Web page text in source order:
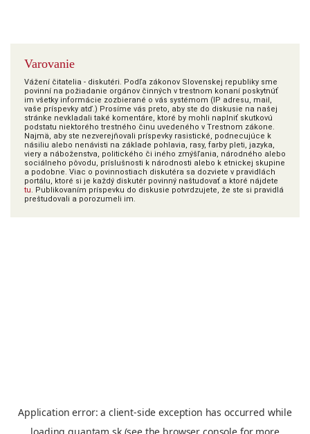
Varovanie
Vážení čitatelia - diskutéri. Podľa zákonov Slovenskej republiky sme
povinní na požiadanie orgánov činných v trestnom konaní poskytnúť
im všetky informácie zozbierané o vás systémom (IP adresu, mail,
vaše príspevky atď.) Prosíme vás preto, aby ste do diskusie na našej
stránke nevkladali také komentáre, ktoré by mohli naplniť skutkovú
podstatu niektorého trestného činu uvedeného v Trestnom zákone.
Najmä, aby ste nezverejňovali príspevky rasistické, podnecujúce k
násiliu alebo nenávisti na základe pohlavia, rasy, farby pleti, jazyka,
viery a náboženstva, politického či iného zmýšľania, národného alebo
sociálneho pôvodu, príslušnosti k národnosti alebo k etnickej skupine
a podobne. Viac o povinnostiach diskutéra sa dozviete v pravidlách
portálu, ktoré si je každý diskutér povinný naštudovať a ktoré nájdete
tu. Publikovaním príspevku do diskusie potvrdzujete, že ste si pravidlá
preštudovali a porozumeli im.